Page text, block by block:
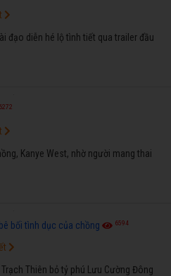
đạo diễn hé lộ tình tiết qua trailer đầu
6272
Kanye West, nhờ người mang thai
bối tình dục của chồng 6594
Thiên bỏ tỷ phú Lưu Cường Đông